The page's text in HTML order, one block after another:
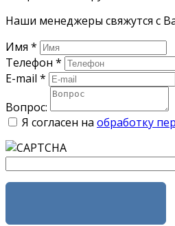
Наши менеджеры свяжутся с
Имя *
Телефон *
E-mail *
Вопрос:
Я согласен на обработку